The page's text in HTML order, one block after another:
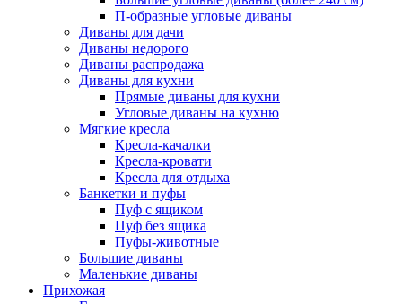
П-образные угловые диваны
Диваны для дачи
Диваны недорого
Диваны распродажа
Диваны для кухни
Прямые диваны для кухни
Угловые диваны на кухню
Мягкие кресла
Кресла-качалки
Кресла-кровати
Кресла для отдыха
Банкетки и пуфы
Пуф с ящиком
Пуф без ящика
Пуфы-животные
Большие диваны
Маленькие диваны
Прихожая